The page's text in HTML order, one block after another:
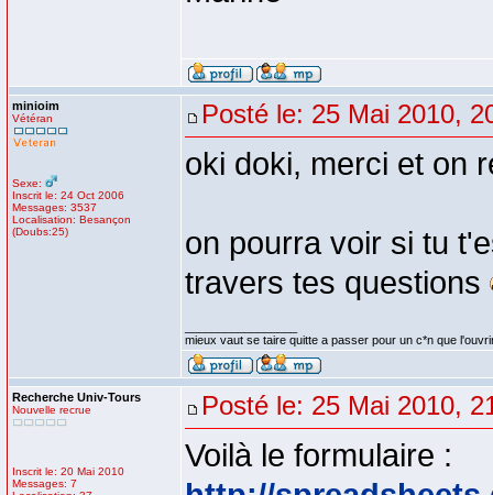
minioim
Vétéran
Sexe:
Inscrit le: 24 Oct 2006
Messages: 3537
Localisation: Besançon
(Doubs:25)
Posté le: 25 Mai 2010,
oki doki, merci et on
on pourra voir si tu
travers tes questions
mieux vaut se taire quitte a passer pour un c*n que
Recherche Univ-Tours
Nouvelle recrue
Inscrit le: 20 Mai 2010
Messages: 7
Posté le: 25 Mai 2010,
Voilà le formulaire :